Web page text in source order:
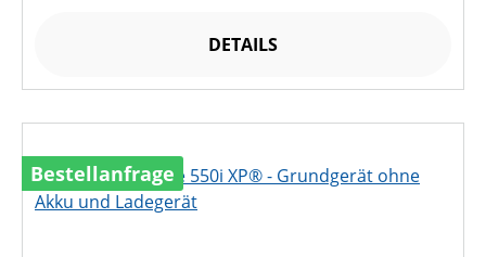
DETAILS
Bestellanfrage